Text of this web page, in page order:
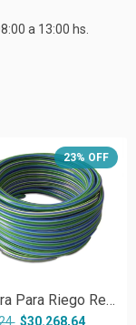
a 13:00 hs.
23% OFF
Manguera Para Riego Reforzado 3/4 X25 Mt...
$30.268,64